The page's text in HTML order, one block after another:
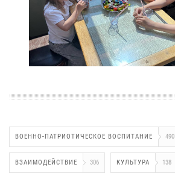
ВОЕННО-ПАТРИОТИЧЕСКОЕ ВОСПИТАНИЕ 490
ВЗАИМОДЕЙСТВИЕ 306 КУЛЬТУРА 138